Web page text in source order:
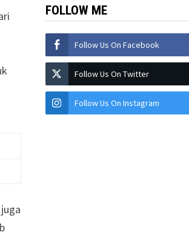
FOLLOW ME
Follow Us On Facebook
Follow Us On Twitter
Follow Us On Instagram